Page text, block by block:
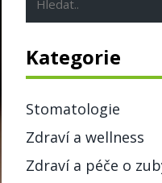
Kategorie
Stomatologie
Zdraví a wellness
Zdraví a péče o